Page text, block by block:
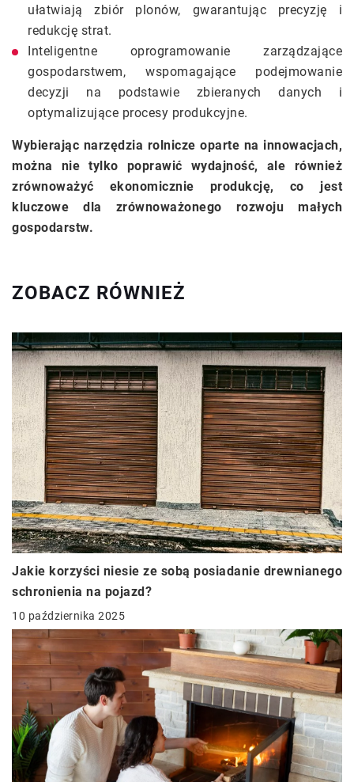
ułatwiają zbiór plonów, gwarantując precyzję i
redukcję strat.
Inteligentne oprogramowanie zarządzające
gospodarstwem, wspomagające podejmowanie
decyzji na podstawie zbieranych danych i
optymalizujące procesy produkcyjne.
Wybierając narzędzia rolnicze oparte na innowacjach,
można nie tylko poprawić wydajność, ale również
zrównoważyć ekonomicznie produkcję, co jest
kluczowe dla zrównoważonego rozwoju małych
gospodarstw.
ZOBACZ RÓWNIEŻ
Jakie korzyści niesie ze sobą posiadanie drewnianego
schronienia na pojazd?
10 października 2025